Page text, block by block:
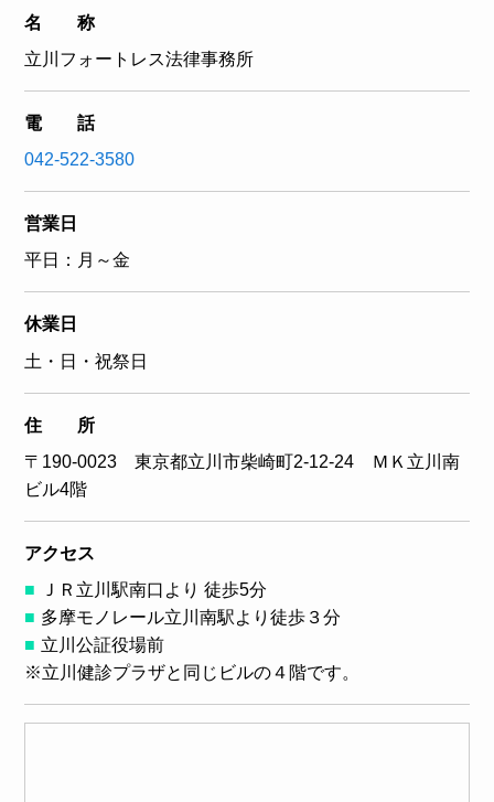
名 称
立川フォートレス法律事務所
電 話
042-522-3580
営業日
平日：月～金
休業日
土・日・祝祭日
住 所
〒190-0023 東京都立川市柴崎町2-12-24 ＭＫ立川南
ビル4階
アクセス
ＪＲ立川駅南口より 徒歩5分
多摩モノレール立川南駅より徒歩３分
立川公証役場前
※立川健診プラザと同じビルの４階です。